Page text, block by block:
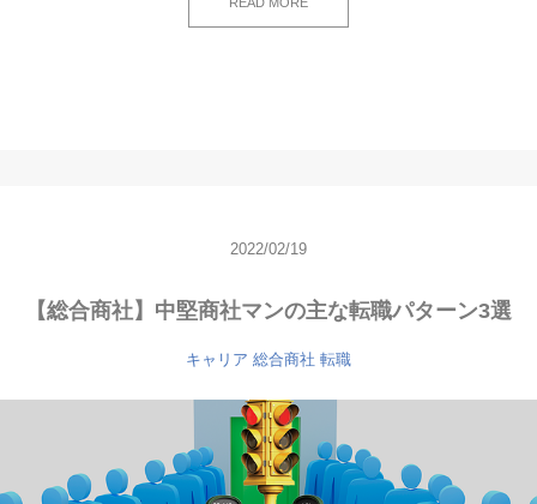
2022/02/19
【総合商社】中堅商社マンの主な転職パターン3選
キャリア 総合商社 転職